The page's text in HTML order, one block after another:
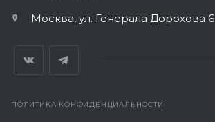
Москва, ул. Генерала Дорохова 6
ПОЛИТИКА КОНФИДЕНЦИАЛЬНОСТИ